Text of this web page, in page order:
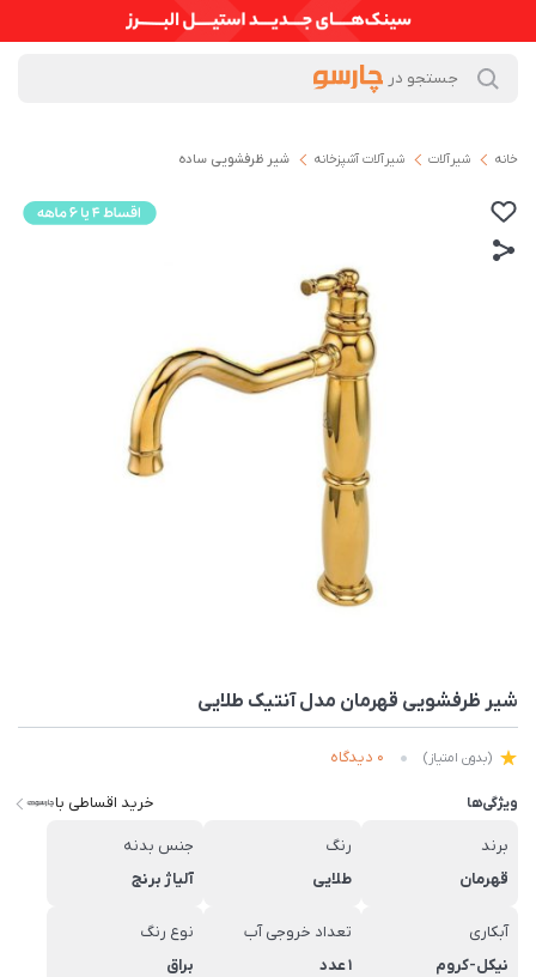
خانه شیرآلات شیرآلات آشپزخانه شیر ظرفشویی ساده
شیر ظرفشویی قهرمان مدل آنتیک طلایی
(بدون امتیاز) 0 دیدگاه
ویژگی‌ها خرید اقساطی با
برند
قهرمان
رنگ
طلایی
جنس بدنه
آلیاژ برنج
آبکاری
نیکل-کروم
تعداد خروجی آب
1 عدد
نوع رنگ
براق